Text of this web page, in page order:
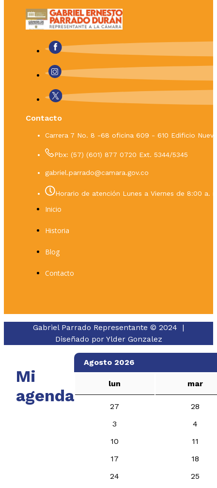
Contacto
Carrera 7 No. 8 -68 oficina 609 - 610 Edificio
Pbx: (57) (601) 877 0720 Ext. 5344/5345
gabriel.parrado@camara.gov.co
Horario de atención Lunes a Viernes de 8:00 a.
Inicio
Historia
Blog
Contacto
Gabriel Parrado Representante © 2024 |
Diseñado por Ylder Gonzalez
Mi
agenda
Agosto 2026
lun mar
27
28
3
4
10
11
17
18
24
25